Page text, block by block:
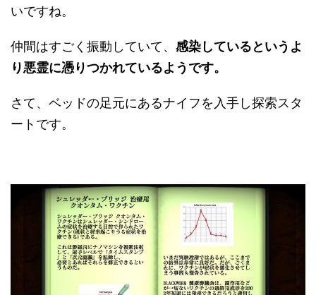
いですね。
仲間はすごく振動していて、 感染しているというよ
り悪霊に憑りつかれているようです。
さて、ベッドの足元にあるナイフを入手し探索スタ
ートです。